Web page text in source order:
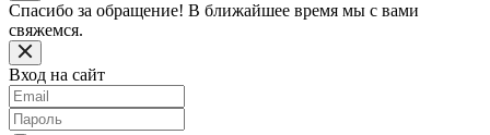
Спасибо за обращение! В ближайшее время мы c вами
свяжемся.
Вход на сайт